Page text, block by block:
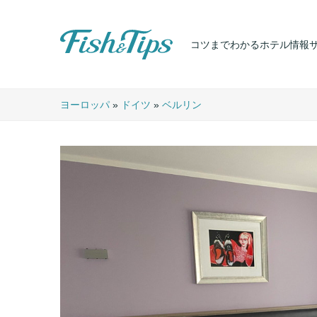
コツまでわかるホテル情報
ヨーロッパ» ドイツ » ベルリン